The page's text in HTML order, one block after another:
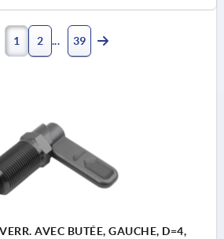
1 2 39
AVEC BUTÉE, GAUCHE, D=4,